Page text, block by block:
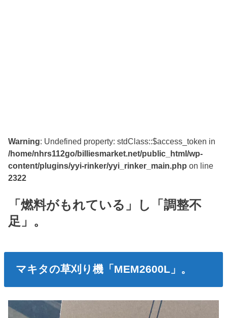
Warning: Undefined property: stdClass::$access_token in
/home/nhrs112go/billiesmarket.net/public_html/wp-
content/plugins/yyi-rinker/yyi_rinker_main.php on line
2322
「燃料がもれている」し「調整不
足」。
マキタの草刈り機「MEM2600L」。